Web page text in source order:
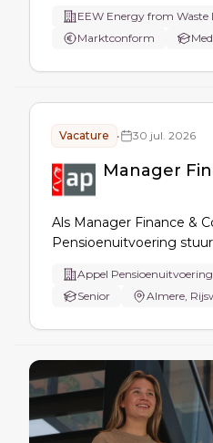
systemen, en lever je
stuurinformatie via
EEW Energy from Waste
Marktconform
Vacature • 30 jul. 2026
Manager
Als Manager Finance &
Pensioenuitvoering
planningen en
financiële en
Appel Pensioenuitvoering
Senior
Almere,